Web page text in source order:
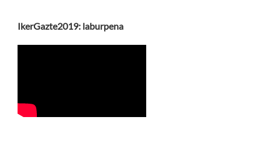
IkerGazte2019: laburpena